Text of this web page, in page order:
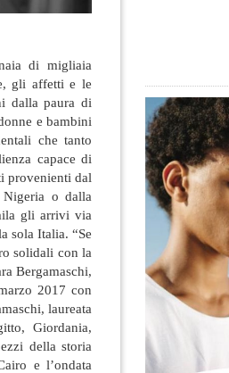
di migliaia
gli affetti e le
dalla paura di
e bambini
che tanto
capace di
provenienti dal
Nigeria o dalla
gli arrivi via
sola Italia. “Se
solidali con la
Bergamaschi,
2017 con
laureata
Giordania,
della storia
e l’ondata